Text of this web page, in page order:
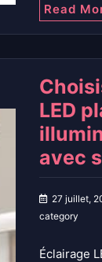
Read
LED
avec
27 juillet,
category
Éclairage